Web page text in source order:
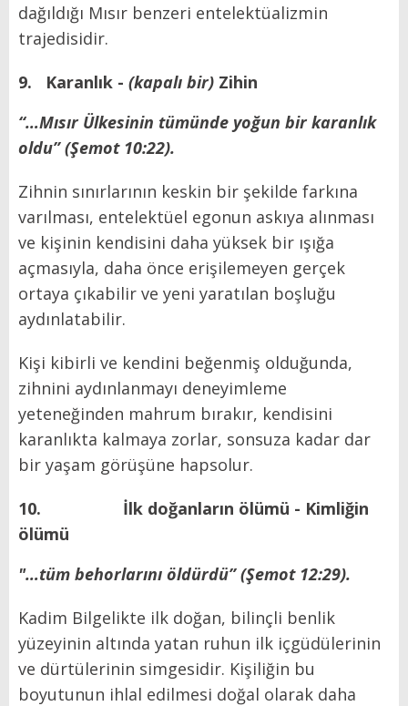
dağıldığı Mısır benzeri entelektüalizmin
trajedisidir.
9. Karanlık - (kapalı bir) Zihin
“…Mısır Ülkesinin tümünde yoğun bir karanlık
oldu” (Şemot 10:22).
Zihnin sınırlarının keskin bir şekilde farkına
varılması, entelektüel egonun askıya alınması
ve kişinin kendisini daha yüksek bir ışığa
açmasıyla, daha önce erişilemeyen gerçek
ortaya çıkabilir ve yeni yaratılan boşluğu
aydınlatabilir.
Kişi kibirli ve kendini beğenmiş olduğunda,
zihnini aydınlanmayı deneyimleme
yeteneğinden mahrum bırakır, kendisini
karanlıkta kalmaya zorlar, sonsuza kadar dar
bir yaşam görüşüne hapsolur.
10. İlk doğanların ölümü - Kimliğin
ölümü
"…tüm behorlarını öldürdü” (Şemot 12:29).
Kadim Bilgelikte ilk doğan, bilinçli benlik
yüzeyinin altında yatan ruhun ilk içgüdülerinin
ve dürtülerinin simgesidir. Kişiliğin bu
boyutunun ihlal edilmesi doğal olarak daha